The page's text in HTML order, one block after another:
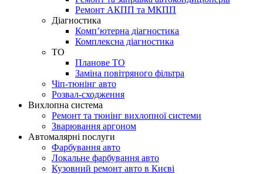
Ремонт АКПП та МКПП
Діагностика
Комп’ютерна діагностика
Комплексна діагностика
ТО
Планове ТО
Заміна повітряного фільтра
Чіп-тюнінг авто
Розвал-сходження
Вихлопна система
Ремонт та тюнінг вихлопної системи
Зварювання аргоном
Автомалярні послуги
Фарбування авто
Локальне фарбування авто
Кузовний ремонт авто в Києві